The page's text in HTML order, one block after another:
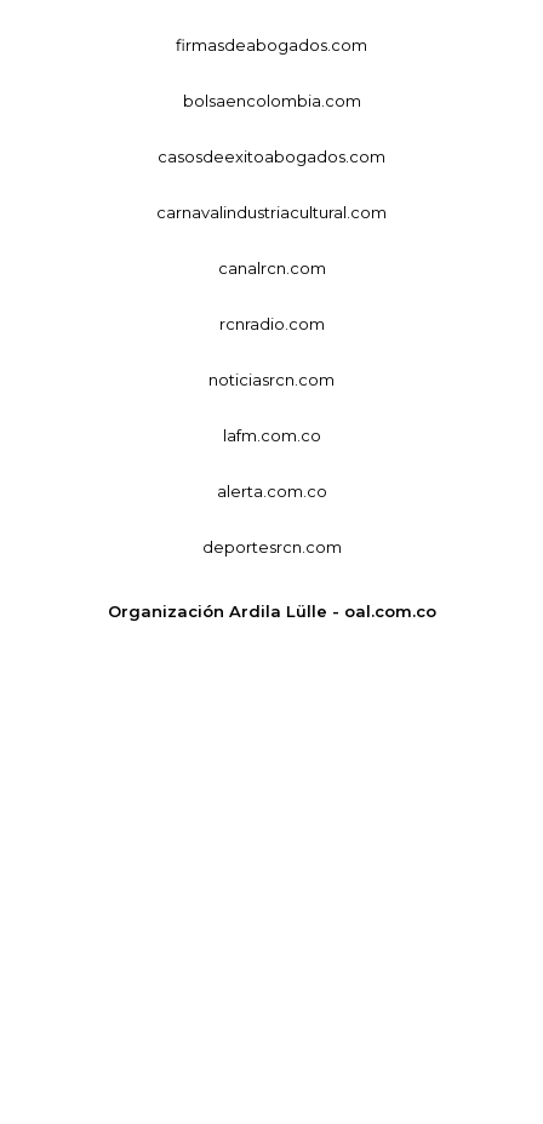
firmasdeabogados.com
bolsaencolombia.com
casosdeexitoabogados.com
carnavalindustriacultural.com
canalrcn.com
rcnradio.com
noticiasrcn.com
lafm.com.co
alerta.com.co
deportesrcn.com
Organización Ardila Lülle - oal.com.co